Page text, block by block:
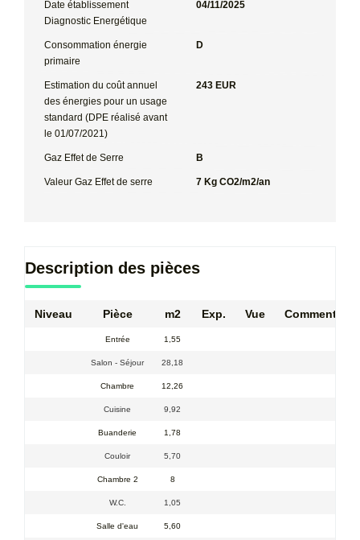
Date établissement
Diagnostic Energétique
04/11/2025
Consommation énergie
primaire
D
Estimation du coût annuel
des énergies pour un usage
standard (DPE réalisé avant
le 01/07/2021)
243 EUR
Gaz Effet de Serre B
Valeur Gaz Effet de serre 7 Kg CO2/m2/an
Description des pièces
Niveau Pièce m2 Exp. Vue
Entrée 1,55
Salon - Séjour 28,18
Chambre 12,26
Cuisine 9,92
Buanderie 1,78
Couloir 5,70
Chambre 2 8
W.C. 1,05
Salle d'eau 5,60